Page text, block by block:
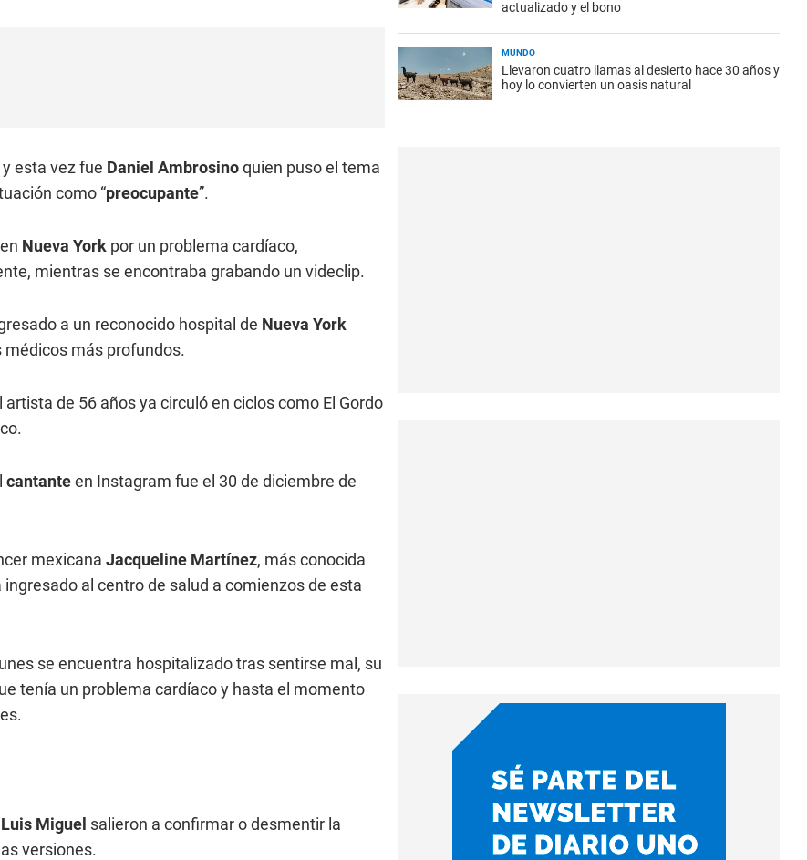
esta vez fue Daniel Ambrosinoquien puso el tema
como “preocupante”.
Nueva York por un problema cardíaco,
mientras se encontraba grabando un videclip.
a un reconocido hospital de Nueva York
médicos más profundos.
artista de 56 años ya circuló en ciclos como El Gordo
cantanteen Instagram fue el 30 de diciembre de
mexicana Jacqueline Martínez, más conocida
ingresado al centro de salud a comienzos de esta
se encuentra hospitalizado tras sentirse mal, su
tenía un problema cardíaco y hasta el momento
Luis Miguel salieron a confirmar o desmentir la
versiones.
actualizado y el bono
MUNDO
Llevaron cuatro llamas al desierto hace 30 años y
hoy lo convierten un oasis natural